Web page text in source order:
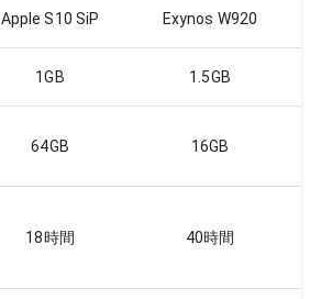
Apple S10 SiP Exynos W920
1GB 1.5GB
64GB 16GB
18時間 40時間